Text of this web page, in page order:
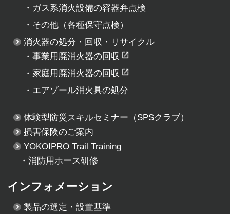
・ ガス系消火設備の容器弁点検
・ その他（各種保守点検）
消火器の処分・回収・リサイクル
・事業用廃消火器の回収
・ 家庭用廃消火器の回収
・ エアゾール消火具の処分
体験型防災スキルセミナー （SPSクラブ）
損害保険のご案内
YOKOIPRO Trail Training
・消防用ホース研修
インフォメーション
製品の選定・設置基準